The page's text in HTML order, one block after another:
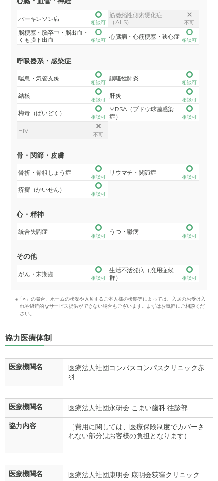
パーキンソン病
相談可
筋萎縮性側索硬化症
（ALS）
不可
脳梗塞・脳卒中・脳出血・
くも膜下出血
相談可
心臓病・心筋梗塞・狭心症
相談可
呼吸器系・感染症
喘息・気管支炎
相談可
誤嚥性肺炎
相談可
結核
相談可
肝炎
相談可
梅毒（ばいどく）
相談可
MRSA（ブドウ球菌感染
症）
相談可
HIV
不可
骨・関節・皮膚
骨折・骨粗しょう症
相談可
リウマチ・関節症
相談可
疥癬（かいせん）
相談可
心・精神
統合失調症
相談可
うつ・鬱病
相談可
その他
がん・末期癌
相談可
生活不活発病（廃用症候
群）
相談可
※「○」の場合、ホームの状況や入居するご本人様の状態等によっては、入居のお受け入
れや継続的なサービス提供ができない場合もございます。まずはお気軽にご相談くだ
さい。
協力医療体制
医療機関名
医療法人社団コンパスコンパスクリニック赤
羽
医療機関名 医療法人社団永研会 こまい歯科 往診部
協力内容
（費用に関しては、医療保険制度でカバーさ
れない部分はお客様の負担となります）
医療機関名 医療法人社団康明会 康明会荻窪クリニック